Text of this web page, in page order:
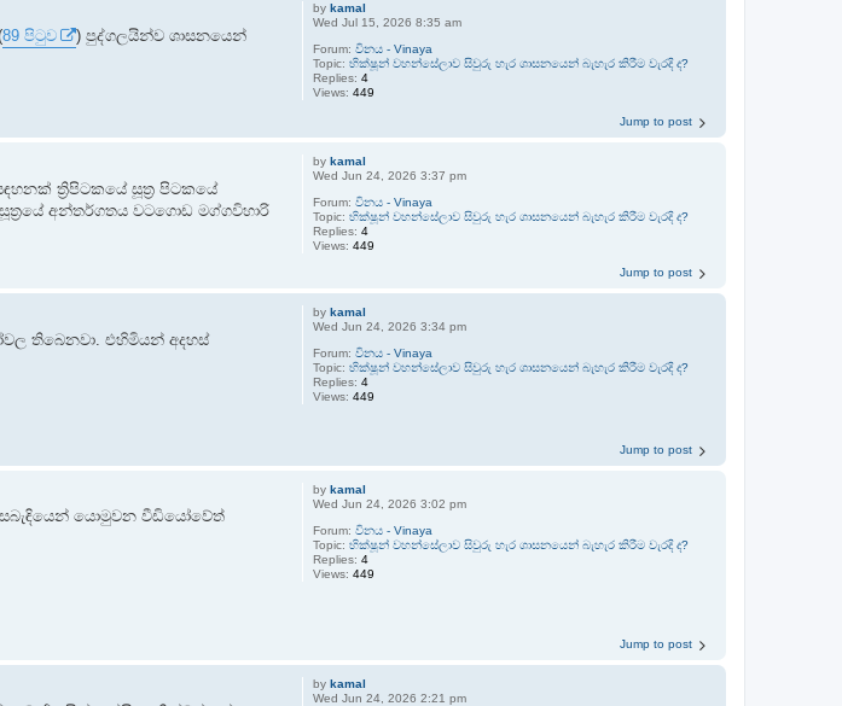
bykamal
Wed Jul 15, 2026 8:35 am
Forum:විනය - Vinaya
Topic:භික්ෂූන් වහන්සේලාව සිවුරු හැර ශාසනයෙන් බැහැර කිරීම වැරදි ද?
Replies:4
Views:449
89 පිටුව
) පුද්ගලයින්ව ශාසනයෙන්
Jump to post
bykamal
Wed Jun 24, 2026 3:37 pm
Forum:විනය - Vinaya
Topic:භික්ෂූන් වහන්සේලාව සිවුරු හැර ශාසනයෙන් බැහැර කිරීම වැරදි ද?
Replies:4
Views:449
ත්‍රිපිටකයේ සූත්‍ර පිටකයේ
අන්තර්ගතය වටගොඩ මග්ගවිහාරි
Jump to post
bykamal
Wed Jun 24, 2026 3:34 pm
Forum:විනය - Vinaya
Topic:භික්ෂූන් වහන්සේලාව සිවුරු හැර ශාසනයෙන් බැහැර කිරීම වැරදි ද?
Replies:4
Views:449
තිබෙනවා. එහිමියන් අදහස්
Jump to post
bykamal
Wed Jun 24, 2026 3:02 pm
Forum:විනය - Vinaya
Topic:භික්ෂූන් වහන්සේලාව සිවුරු හැර ශාසනයෙන් බැහැර කිරීම වැරදි ද?
Replies:4
Views:449
සබැඳියෙන් යොමුවන වීඩියෝවේත්
Jump to post
bykamal
Wed Jun 24, 2026 2:21 pm